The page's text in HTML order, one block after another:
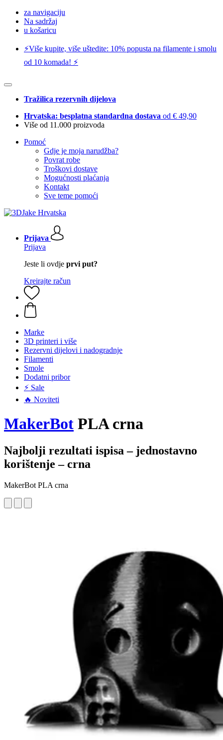
za navigaciju
Na sadržaj
u košaricu
⚡️Više kupite, više uštedite: 10% popusta na filamente i smolu
od 10 komada! ⚡️
Tražilica rezervnih dijelova
Hrvatska: besplatna standardna dostava od € 49,90
Više od 11.000 proizvoda
Pomoć
Gdje je moja narudžba?
Povrat robe
Troškovi dostave
Mogućnosti plaćanja
Kontakt
Sve teme pomoći
Prijava
Prijava
Jeste li ovdje prvi put?
Kreirajte račun
Marke
3D printeri i više
Rezervni dijelovi i nadogradnje
Filamenti
Smole
Dodatni pribor
⚡ Sale
🔥 Noviteti
MakerBot PLA crna
Najbolji rezultati ispisa – jednostavno
korištenje – crna
MakerBot PLA crna